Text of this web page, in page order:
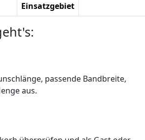
Einsatzgebiet
passende Bandbreite,
aus.